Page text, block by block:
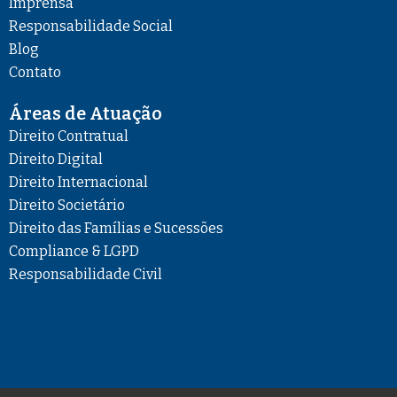
m
Responsabilidade Social
Blog
Contato
Áreas de Atuação
Direito Contratual
Direito Digital
Direito Internacional
Direito Societário
Direito das Famílias e Sucessões
Compliance & LGPD
Responsabilidade Civil